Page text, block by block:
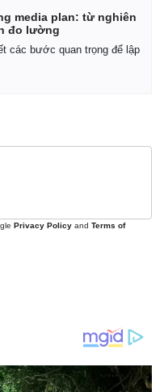
media plan: từ nghiên
đo lường
các bước quan trọng để lập
Privacy Policy and Terms of